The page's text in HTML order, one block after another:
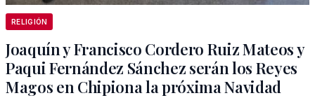
RELIGIÓN
Joaquín y Francisco Cordero Ruiz Mateos y
Paqui Fernández Sánchez serán los Reyes
Magos en Chipiona la próxima Navidad